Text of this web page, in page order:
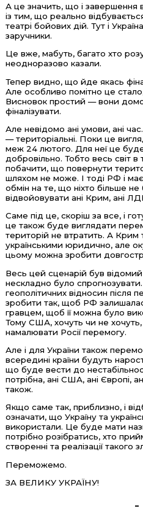
А це значить, що і завершення
із тим, що реально
театрі бойових дій. Тут і
заручники.
Це вже, мабуть, багато хто
неодноразово казали.
Тепер видно, що йде якась
Але особливо помітно це стало,
Висновок простий — вони
фіналізувати.
Але невідомо ані умови, ані
— територіальні. Поки це
меж 24 лютого. Для неї це
добровільно. Тобто весь світ
побачити, що повернути
шляхом не може. І тоді РФ і
обмін на те, що ніхто більше
відвойовувати ані Крим, ані
Саме під це, скоріш за все, і
це також буде виглядати
територій не втратить. А
українськими юридично, але
цьому можна зробити
Весь цей сценарій був
нескладно було
геополітичних відносин
зробити так, щоб РФ
гравцем, щоб її можна було
Тому США, хочуть чи не
намалювати Росії перемогу.
Але і для України також
всередині країни будуть
що буде вести до
потрібна, ані США, ані Європі,
також.
Якщо саме так, приблизно, і
означати, що Україну та
використали. Це буде мати
потрібно розібратись, хто
створенні та реалізації такого
Переможемо.
ЗА ВЕЛИКУ УКРАЇНУ!